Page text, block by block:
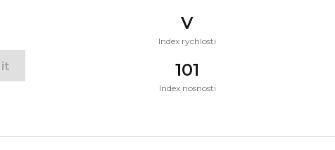
V
Index rychlosti
101
Index nosnosti